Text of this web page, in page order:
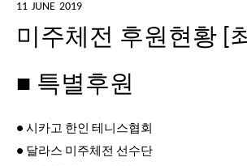
11 JUNE 2019
미주체전 후원현황 [
■ 특별후원
● 시카고 한인 테니스협회
● 달라스 미주체전 선수단